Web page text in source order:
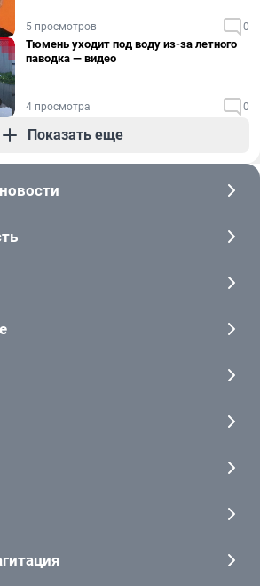
5 просмотров 0
Тюмень уходит под воду из-за летного
паводка — видео
4 просмотра 0
Показать еще